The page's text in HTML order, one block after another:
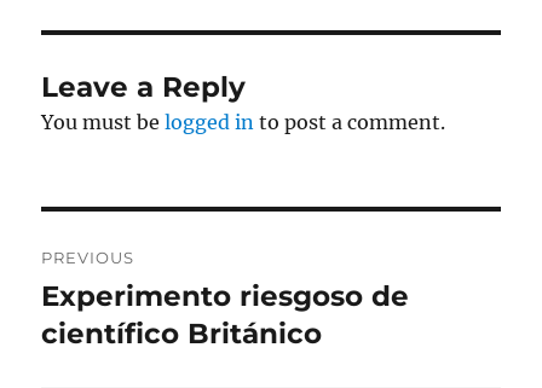
Leave a Reply
You must belogged in to post a comment.
navigation
PREVIOUS
Previous
post:
Experimento riesgoso de
científico Británico